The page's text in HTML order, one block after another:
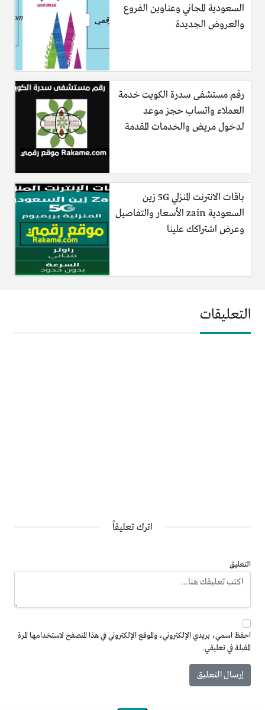
السعودية المجاني وعناوين الفروع
والعروض الجديدة
رقم مستشفى سدرة الكويت خدمة
العملاء واتساب حجز موعد
لدخول مريض والخدمات المقدمة
باقات الانترنت المنزلي 5G زين
السعودية zain الأسعار والتفاصيل
وعرض اشتراكك علينا
التعليقات
اترك تعليقاً
التعليق
احفظ اسمي، بريدي الإلكتروني، والموقع الإلكتروني في هذا المتصفح لاستخدامها المرة
المقبلة في تعليقي.